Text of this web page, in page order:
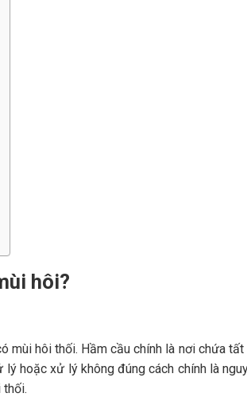
hôi?
mùi hôi thối. Hầm cầu chính là nơi chứa
hoặc xử lý không đúng cách chính là
thối.